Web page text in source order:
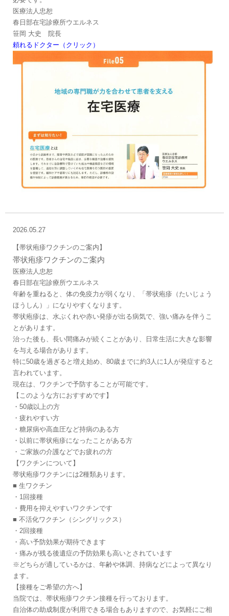
医療法人忠恕
春日部在宅診療所ウエルネス
笹岡 大史 院長
頼れるドクター（クリック）
2026.05.27
【帯状疱疹ワクチンのご案内】
帯状疱疹ワクチンのご案内
医療法人忠恕
春日部在宅診療所ウエルネス
年齢を重ねると、体の免疫力が弱くなり、「帯状疱疹（たいじょう
ほうしん）」になりやすくなります。
帯状疱疹は、水ぶくれや赤い発疹が出る病気で、強い痛みを伴うこ
とがあります。
治った後も、長い間痛みが続くことがあり、日常生活に大きな影響
を与える場合があります。
特に50歳を過ぎると増え始め、80歳までに約3人に1人が発症すると
言われています。
現在は、ワクチンで予防することが可能です。
【このような方におすすめです】
・50歳以上の方
・疲れやすい方
・糖尿病や高血圧など持病のある方
・以前に帯状疱疹になったことがある方
・ご家族の介護などでお疲れの方
【ワクチンについて】
帯状疱疹ワクチンには2種類あります。
■ 生ワクチン
・1回接種
・費用を抑えやすいワクチンです
■ 不活化ワクチン（シングリックス）
・2回接種
・高い予防効果が期待できます
・痛みが残る後遺症の予防効果も高いとされています
※どちらが適しているかは、年齢や体調、持病などによって異なり
ます。
【接種をご希望の方へ】
当院では、帯状疱疹ワクチン接種を行っております。
自治体の助成制度が利用できる場合もありますので、お気軽にご相